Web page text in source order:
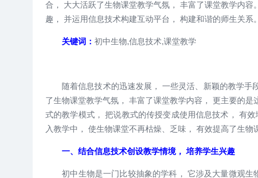
合， 大大活跃了生物课堂教学气氛， 丰富了课堂教学内
趣， 并运用信息技术构建互动平台， 构建和谐的师生关系。
关键词： 初中生物,信息技术,课堂教学
随着信息技术的迅速发展， 一些灵活、新颖的教学手
了生物课堂教学气氛， 丰富了课堂教学内容， 更主要的
式的教学模式， 把说教式的传授变成使用信息技术， 有
入教学中， 使生物课堂不再枯燥、乏味， 有效提高了生物
一、结合信息技术创设教学情境， 培养学生兴趣
初中生物是一门比较抽象的学科， 它涉及大量微观生